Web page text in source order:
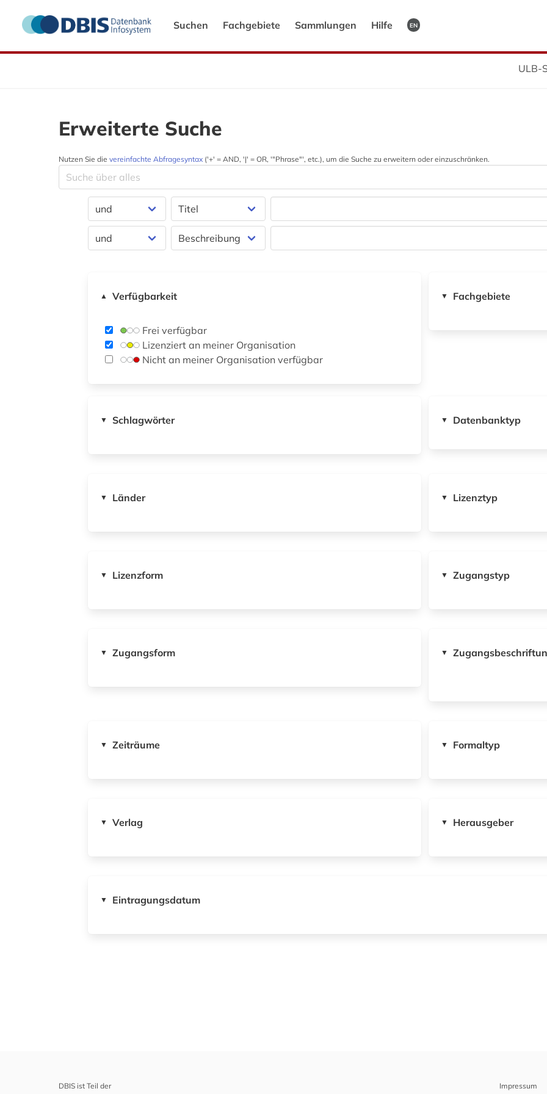
Suchen Fachgebiete Sammlungen Hilfe EN
ULB-
Erweiterte Suche
Nutzen Sie die vereinfachte Abfragesyntax ('+' = AND, '|' = OR, '"Phrase"', etc.), um die Suche zu erweitern oder einzuschränken.
▲ Verfügbarkeit
Frei verfügbar
Lizenziert an meiner Organisation
Nicht an meiner Organisation verfügbar
▼ Fachgebiete
▼ Schlagwörter ▼ Datenbanktyp
▼ Länder ▼ Lizenztyp
▼ Lizenzform ▼ Zugangstyp
▼ Zugangsform ▼
▼ Zeiträume ▼ Formaltyp
▼ Verlag ▼ Herausgeber
▼ Eintragungsdatum
DBIS ist Teil der Impressum